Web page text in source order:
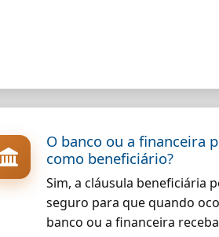
O banco ou a financeira
como beneficiário?
Sim, a cláusula beneficiária
seguro para que quando
banco ou a financeira